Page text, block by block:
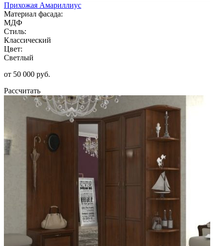
Прихожая Амариллиус
Материал фасада:
МДФ
Стиль:
Классический
Цвет:
Светлый
от 50 000 руб.
Рассчитать